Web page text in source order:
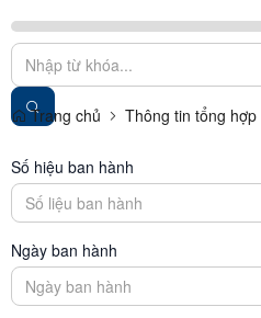
Trang chủ Thông tin tổng hợp
Số hiệu ban hành
Ngày ban hành